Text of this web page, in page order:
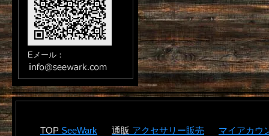
Eメール：
SeeWark アクセサリー販売
マイアカウ